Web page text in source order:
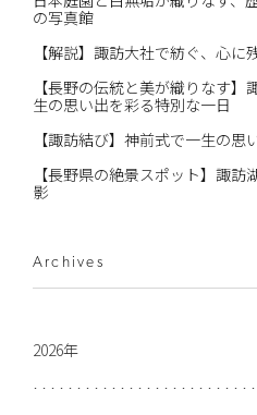
の写真館
【解説】諏訪大社で紡ぐ、心に
【長野の伝統と美が織りなす
生の思い出を彩る特別な一日
【諏訪結び】神前式で一生の思
【長野県の絶景スポット】諏
影
Archives
2026年